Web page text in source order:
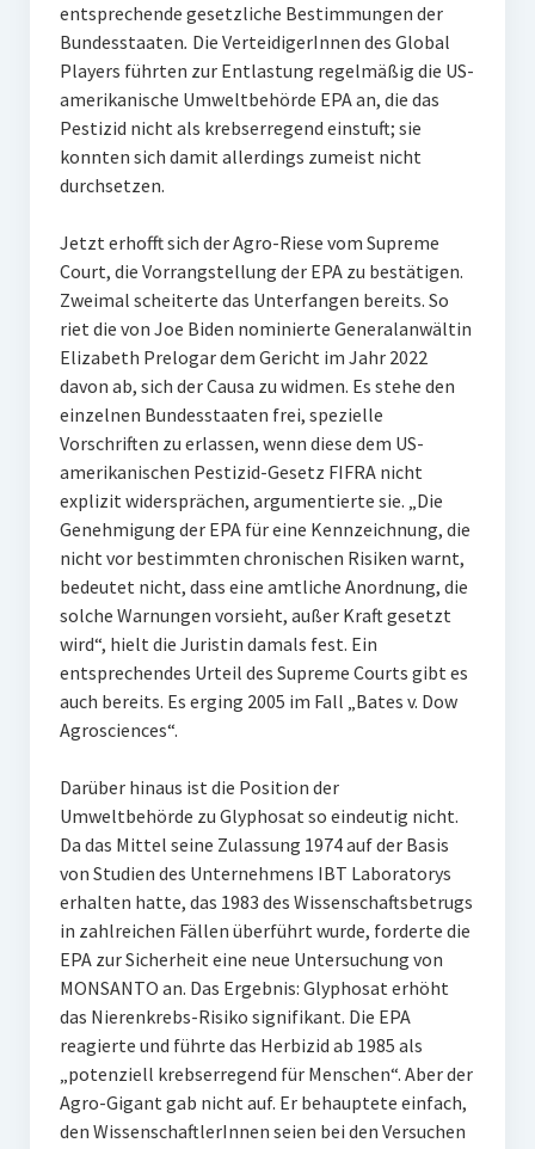
entsprechende gesetzliche Bestimmungen der
Bundesstaaten. Die VerteidigerInnen des Global
Players führten zur Entlastung regelmäßig die US-
amerikanische Umweltbehörde EPA an, die das
Pestizid nicht als krebserregend einstuft; sie
konnten sich damit allerdings zumeist nicht
durchsetzen.
Jetzt erhofft sich der Agro-Riese vom Supreme
Court, die Vorrangstellung der EPA zu bestätigen.
Zweimal scheiterte das Unterfangen bereits. So
riet die von Joe Biden nominierte Generalanwältin
Elizabeth Prelogar dem Gericht im Jahr 2022
davon ab, sich der Causa zu widmen. Es stehe den
einzelnen Bundesstaaten frei, spezielle
Vorschriften zu erlassen, wenn diese dem US-
amerikanischen Pestizid-Gesetz FIFRA nicht
explizit widersprächen, argumentierte sie. „Die
Genehmigung der EPA für eine Kennzeichnung, die
nicht vor bestimmten chronischen Risiken warnt,
bedeutet nicht, dass eine amtliche Anordnung, die
solche Warnungen vorsieht, außer Kraft gesetzt
wird“, hielt die Juristin damals fest. Ein
entsprechendes Urteil des Supreme Courts gibt es
auch bereits. Es erging 2005 im Fall „Bates v. Dow
Agrosciences“.
Darüber hinaus ist die Position der
Umweltbehörde zu Glyphosat so eindeutig nicht.
Da das Mittel seine Zulassung 1974 auf der Basis
von Studien des Unternehmens IBT Laboratorys
erhalten hatte, das 1983 des Wissenschaftsbetrugs
in zahlreichen Fällen überführt wurde, forderte die
EPA zur Sicherheit eine neue Untersuchung von
MONSANTO an. Das Ergebnis: Glyphosat erhöht
das Nierenkrebs-Risiko signifikant. Die EPA
reagierte und führte das Herbizid ab 1985 als
„potenziell krebserregend für Menschen“. Aber der
Agro-Gigant gab nicht auf. Er behauptete einfach,
den WissenschaftlerInnen seien bei den Versuchen